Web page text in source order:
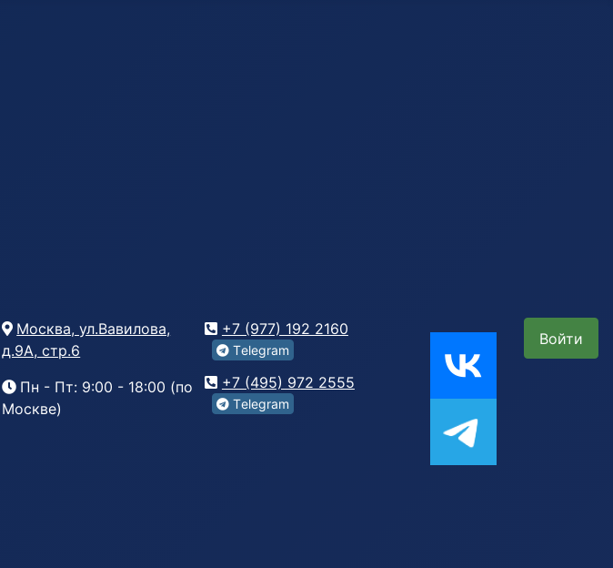
Москва, ул.Вавилова,
д.9А, стр.6
Пн - Пт: 9:00 - 18:00 (по
Москве)
+7 (977) 192 2160
Tеlegrаm
+7 (495) 972 2555
Tеlegrаm
Войти